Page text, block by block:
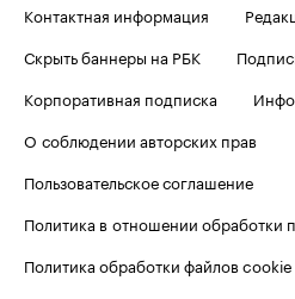
Контактная информация
Скрыть баннеры на РБК
Корпоративная подписка
О соблюдении авторских прав
Пользовательское соглашение
Политика в отношении обработки
Политика обработки файлов cookie